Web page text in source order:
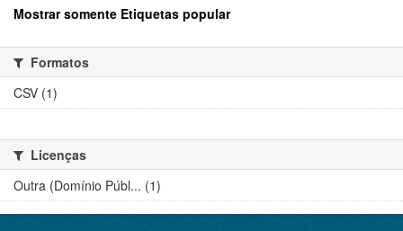
Mostrar somente Etiquetas popular
Formatos
CSV (1)
Licenças
Outra (Domínio Públ... (1)